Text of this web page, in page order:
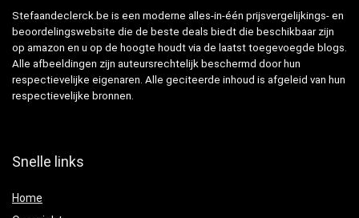
Stefaandeclerck.be is een moderne alles-in-één prijsvergelijkings- en
beoordelingswebsite die de beste deals biedt die beschikbaar zijn
op amazon en u op de hoogte houdt via de laatst toegevoegde blogs.
Alle afbeeldingen zijn auteursrechtelijk beschermd door hun
respectievelijke eigenaren. Alle geciteerde inhoud is afgeleid van hun
respectievelijke bronnen.
Snelle links
Home